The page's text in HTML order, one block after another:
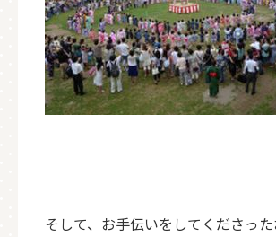
そして、お手伝いをしてくださっ